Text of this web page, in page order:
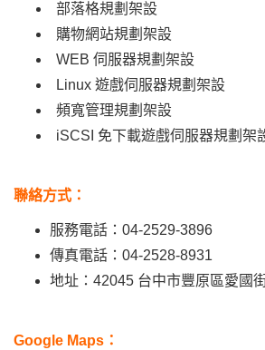
部落格規劃架設
購物網站規劃架設
WEB 伺服器規劃架設
Linux 遊戲伺服器規劃架設
頻寬管理規劃架設
iSCSI 免下載遊戲伺服器規劃架
聯絡方式：
服務電話：04-2529-3896
傳真電話：04-2528-8931
地址：42045 台中市豐原區愛國
Google Maps：